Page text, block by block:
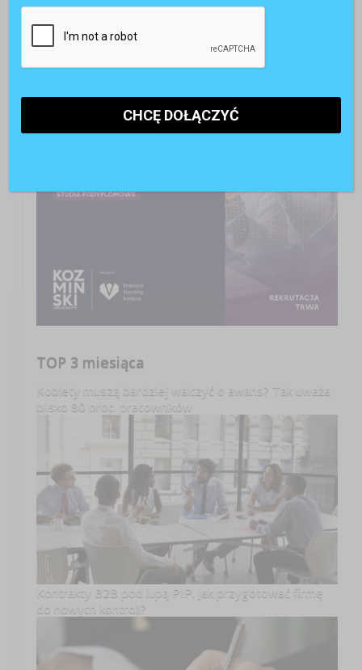
A może studia podyplomowe
TOP 3 miesiąca
Kobiety muszą bardziej walczyć o awans? Tak uważa
blisko 80 proc. pracowników
Kontrakty B2B pod lupą PIP. Jak przygotować firmę
do nowych kontroli?